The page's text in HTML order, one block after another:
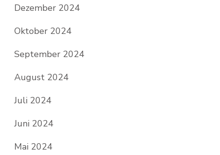
Dezember 2024
Oktober 2024
September 2024
August 2024
Juli 2024
Juni 2024
Mai 2024